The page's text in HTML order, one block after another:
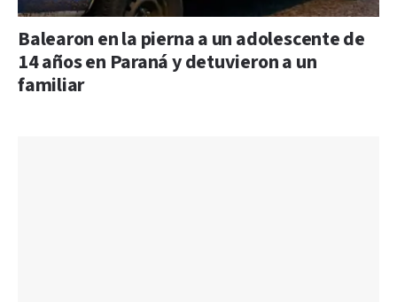
Balearon en la pierna a un adolescente de
14 años en Paraná y detuvieron a un
familiar